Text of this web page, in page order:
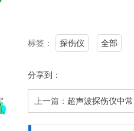
标签： 探伤仪 全部
分享到：
上一篇： 超声波探伤仪中